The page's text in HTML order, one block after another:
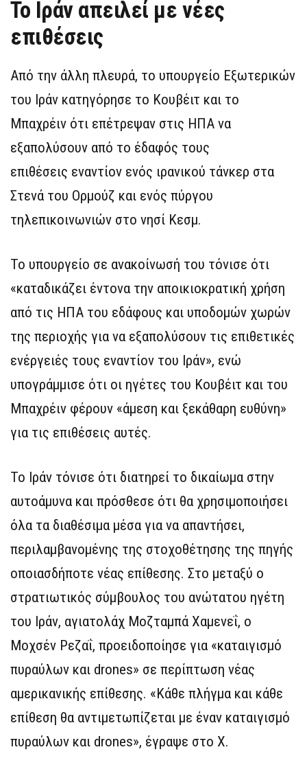
Το Ιράν απειλεί με νέες
επιθέσεις
Από την άλλη πλευρά, το υπουργείο Εξωτερικών
του Ιράν κατηγόρησε το Κουβέιτ και το
Μπαχρέιν ότι επέτρεψαν στις ΗΠΑ να
εξαπολύσουν από το έδαφός τους
επιθέσεις εναντίον ενός ιρανικού τάνκερ στα
Στενά του Ορμούζ και ενός πύργου
τηλεπικοινωνιών στο νησί Κεσμ.
Το υπουργείο σε ανακοίνωσή του τόνισε ότι
«καταδικάζει έντονα την αποικιοκρατική χρήση
από τις ΗΠΑ του εδάφους και υποδομών χωρών
της περιοχής για να εξαπολύσουν τις επιθετικές
ενέργειές τους εναντίον του Ιράν», ενώ
υπογράμμισε ότι οι ηγέτες του Κουβέιτ και του
Μπαχρέιν φέρουν «άμεση και ξεκάθαρη ευθύνη»
για τις επιθέσεις αυτές.
Το Ιράν τόνισε ότι διατηρεί το δικαίωμα στην
αυτοάμυνα και πρόσθεσε ότι θα χρησιμοποιήσει
όλα τα διαθέσιμα μέσα για να απαντήσει,
περιλαμβανομένης της στοχοθέτησης της πηγής
οποιασδήποτε νέας επίθεσης. Στο μεταξύ ο
στρατιωτικός σύμβουλος του ανώτατου ηγέτη
του Ιράν, αγιατολάχ Μοζταμπά Χαμενεΐ, ο
Μοχσέν Ρεζαΐ, προειδοποίησε για «καταιγισμό
πυραύλων και drones» σε περίπτωση νέας
αμερικανικής επίθεσης. «Κάθε πλήγμα και κάθε
επίθεση θα αντιμετωπίζεται με έναν καταιγισμό
πυραύλων και drones», έγραψε στο Χ.